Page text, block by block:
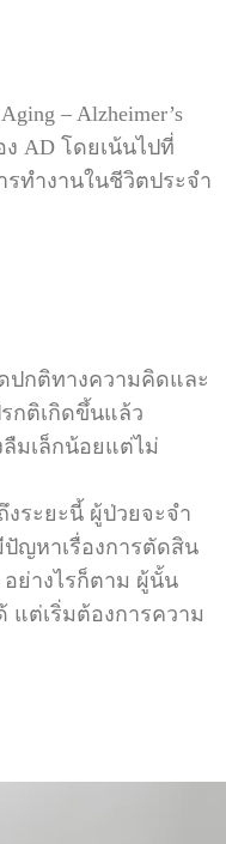
– Alzheimer’s
ง AD โดยเน้นไปที่
ทำงานในชีวิตประจำ
ปกติทางความคิดและ
กติเกิดขึ้นแล้ว
ลืมเล็กน้อยแต่ไม่
งระยะนี้ ผู้ป่วยจะจำ
ปัญหาเรื่องการตัดสิน
ย่างไรก็ตาม ผู้นั้น
แต่เริ่มต้องการความ